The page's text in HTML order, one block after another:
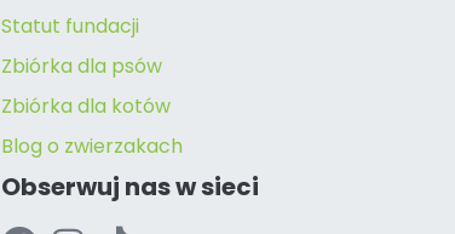
Statut fundacji
Zbiórka dla psów
Zbiórka dla kotów
Blog o zwierzakach
Obserwuj nas w sieci